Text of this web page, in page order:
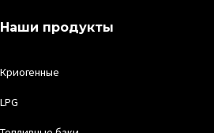
Наши продукты
Криогенные
LPG